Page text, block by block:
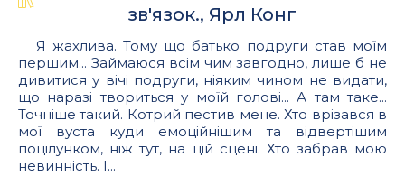
зв'язок., Ярл Конг
Я жахлива. Тому що батько подруги став моїм
першим... Займаюся всім чим завгодно, лише б не
дивитися у вічі подруги, ніяким чином не видати,
що наразі твориться у моїй голові... А там таке...
Точніше такий. Котрий пестив мене. Хто врізався в
мої вуста куди емоційнішим та відвертішим
поцілунком, ніж тут, на цій сцені. Хто забрав мою
невинність. І...